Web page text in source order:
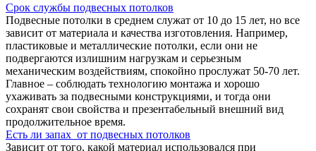
Срок службы подвесных потолков
Подвесные потолки в среднем служат от 10 до 15 лет, но все
зависит от материала и качества изготовления. Например,
пластиковые и металлические потолки, если они не
подвергаются излишним нагрузкам и серьезным
механическим воздействиям, спокойно прослужат 50-70 лет.
Главное – соблюдать технологию монтажа и хорошо
ухаживать за подвесными конструкциями, и тогда они
сохранят свои свойства и презентабельный внешний вид
продолжительное время.
Есть ли запах от подвесных потолков
Зависит от того, какой материал использовался при